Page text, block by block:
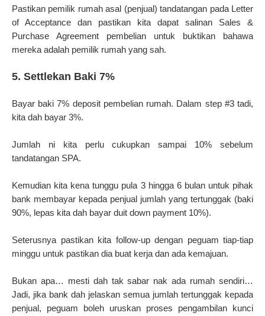
Pastikan pemilik rumah asal (penjual) tandatangan pada Letter
of Acceptance dan pastikan kita dapat salinan Sales &
Purchase Agreement pembelian untuk buktikan bahawa
mereka adalah pemilik rumah yang sah.
5. Settlekan Baki 7%
Bayar baki 7% deposit pembelian rumah. Dalam step #3 tadi,
kita dah bayar 3%.
Jumlah ni kita perlu cukupkan sampai 10% sebelum
tandatangan SPA.
Kemudian kita kena tunggu pula 3 hingga 6 bulan untuk pihak
bank membayar kepada penjual jumlah yang tertunggak (baki
90%, lepas kita dah bayar duit down payment 10%).
Seterusnya pastikan kita follow-up dengan peguam tiap-tiap
minggu untuk pastikan dia buat kerja dan ada kemajuan.
Bukan apa… mesti dah tak sabar nak ada rumah sendiri…
Jadi, jika bank dah jelaskan semua jumlah tertunggak kepada
penjual, peguam boleh uruskan proses pengambilan kunci